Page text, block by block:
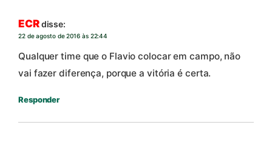
ECRdisse:
22 de agosto de 2016 às 22:44
Qualquer time que o Flavio colocar em campo, não
vai fazer diferença, porque a vitória é certa.
Responder